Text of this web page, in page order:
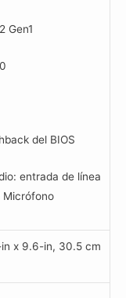
Gen1
del BIOS
entrada de línea
Micrófono
in x 9.6-in, 30.5 cm